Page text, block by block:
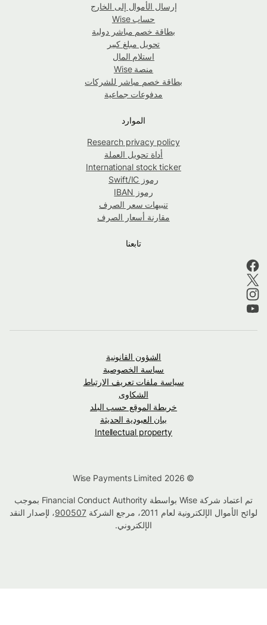
إرسال الأموال إلى الخارج
حساب Wise
بطاقة خصم مباشر دولية
تحويل مبلغ كبير
استلام المال
منصة Wise
بطاقة خصم مباشر للشركات
مدفوعات جماعية
الموارد
Research privacy policy
أداة تحويل العملة
International stock ticker
رموز Swift/IC
رموز IBAN
تنبيهات سعر الصرف
مقارنة أسعار الصرف
تابعنا
الشؤون القانونية
سياسة الخصوصية
سياسة ملفات تعريف الارتباط
الشكاوى
خريطة الموقع حسب البلد
بيان العبودية الحديثة
Intellectual property
تم اعتماد شركة Wise بواسطة Financial Conduct Authority بموجب
لوائح الأموال الإلكترونية لعام 2011، مرجع الشركة
900507، لإصدار النقد
الإلكتروني.